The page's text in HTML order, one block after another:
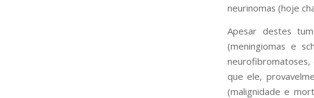
neurinomas (hoje
Apesar destes
(meningiomas e
neurofibromatoses,
que ele,
(malignidade e